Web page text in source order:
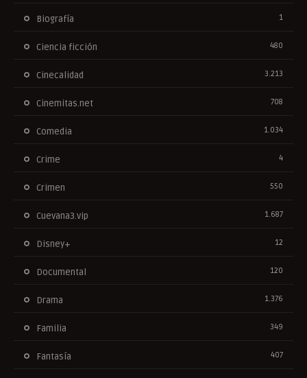
Biografía 1
Ciencia ficción 480
Cinecalidad 3.213
Cinemitas.net 708
Comedia 1.034
Crime 4
Crimen 550
Cuevana3.vip 1.687
Disney+ 12
Documental 120
Drama 1.376
Familia 349
Fantasía 407